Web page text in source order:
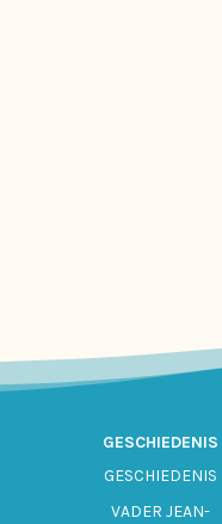
GESCHIEDENIS
GESCHIEDENIS
VADER JEAN-